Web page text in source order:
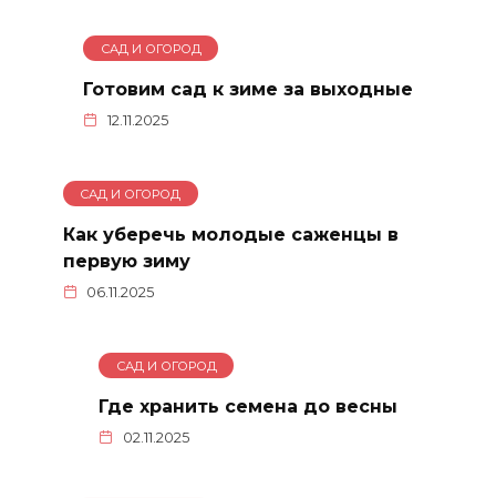
САД И ОГОРОД
Готовим сад к зиме за выходные
12.11.2025
САД И ОГОРОД
Как уберечь молодые саженцы в
первую зиму
06.11.2025
САД И ОГОРОД
Где хранить семена до весны
02.11.2025